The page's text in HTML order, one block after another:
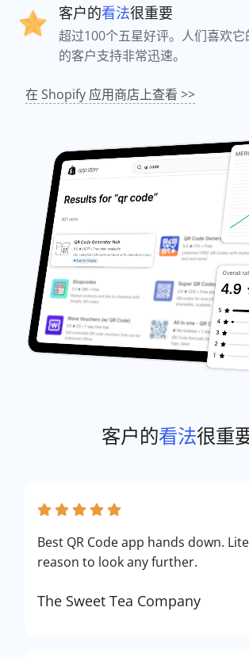
客户的看法很重要
超过100个五星好评。人们喜欢
的客户支持非常迅速。
在 Shopify 应用商店上查看 >>
客户的看法很重
Best QR Code app hands down.
reason to look any further.
The Sweet Tea Company